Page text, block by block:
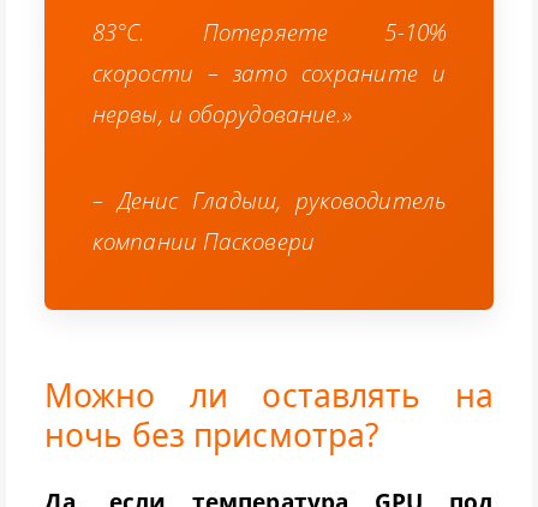
83°C. Потеряете 5-10%
скорости – зато сохраните и
нервы, и оборудование.»
–Денис Гладыш, руководитель
компании Пасковери
Можно ли оставлять на
ночь без присмотра?